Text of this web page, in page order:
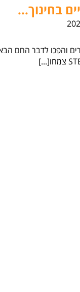
בחינוך...
והפכו לדבר החם